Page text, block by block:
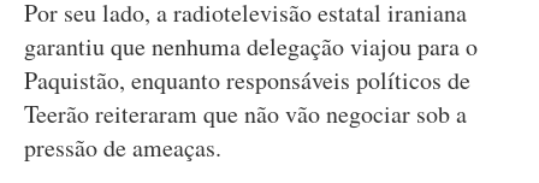
Por seu lado, a radiotelevisão estatal iraniana
garantiu que nenhuma delegação viajou para o
Paquistão, enquanto responsáveis políticos de
Teerão reiteraram que não vão negociar sob a
pressão de ameaças.